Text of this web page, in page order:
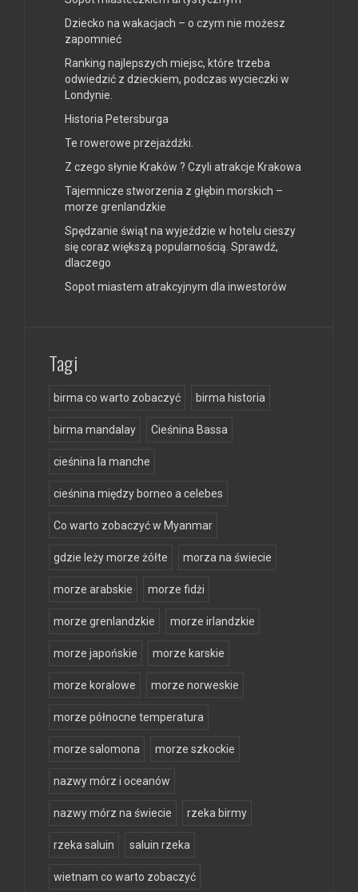
Dziecko na wakacjach – o czym nie możesz
zapomnieć
Ranking najlepszych miejsc, które trzeba
odwiedzić z dzieckiem, podczas wycieczki w
Londynie.
Historia Petersburga
Te rowerowe przejażdżki.
Z czego słynie Kraków ? Czyli atrakcje Krakowa
Tajemnicze stworzenia z głębin morskich –
morze grenlandzkie
Spędzanie świąt na wyjeździe w hotelu cieszy
się coraz większą popularnością. Sprawdź,
dlaczego
Sopot miastem atrakcyjnym dla inwestorów
Tagi
birma co warto zobaczyć birma historia
birma mandalay Cieśnina Bassa
cieśnina la manche
cieśnina między borneo a celebes
Co warto zobaczyć w Myanmar
gdzie leży morze żółte morza na świecie
morze arabskie morze fidżi
morze grenlandzkie morze irlandzkie
morze japońskie morze karskie
morze koralowe morze norweskie
morze północne temperatura
morze salomona morze szkockie
nazwy mórz i oceanów
nazwy mórz na świecie rzeka birmy
rzeka saluin saluin rzeka
wietnam co warto zobaczyć